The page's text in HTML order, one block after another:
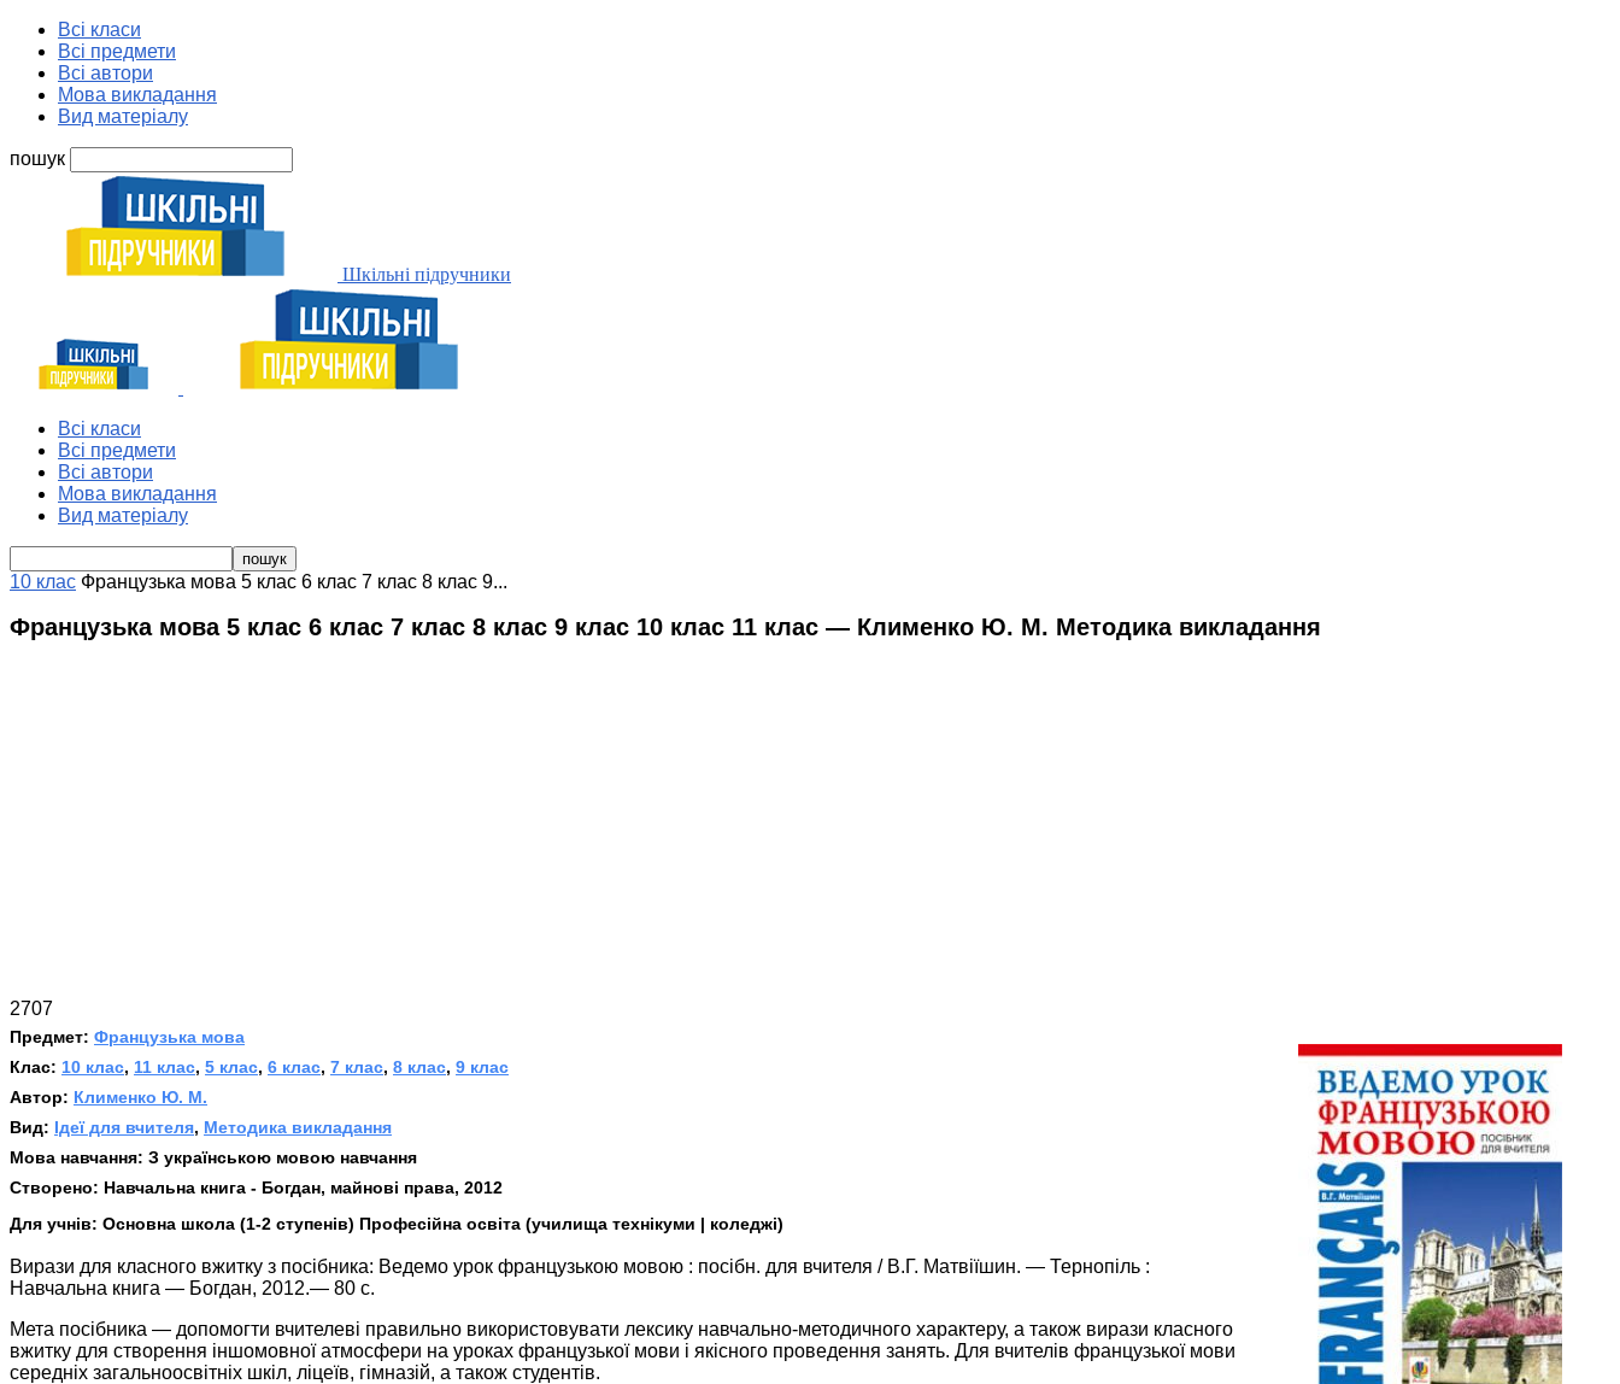
Всі класи
Всі предмети
Всі автори
Мова викладання
Вид матеріалу
пошук
Шкільні підручники
Всі класи
Всі предмети
Всі автори
Мова викладання
Вид матеріалу
10 клас Французька мова 5 клас 6 клас 7 клас 8 клас 9...
Французька мова 5 клас 6 клас 7 клас 8 клас 9 клас 10 клас 11 клас — Клименко Ю. М. Методика викладання
2707
Предмет: Французька мова
Клас: 10 клас, 11 клас, 5 клас, 6 клас, 7 клас, 8 клас, 9 клас
Автор: Клименко Ю. М.
Вид: Ідеї для вчителя, Методика викладання
Мова навчання: З українською мовою навчання
Створено: Навчальна книга - Богдан, майнові права, 2012
Для учнів: Основна школа (1-2 ступенів) Професійна освіта (училища технікуми | коледжі)
Вирази для класного вжитку з посібника: Ведемо урок французькою мовою : посібн. для вчителя / В.Г. Матвіїшин. — Тернопіль :
Навчальна книга — Богдан, 2012.— 80 с.
Мета посібника — допомогти вчителеві правильно використовувати лексику навчально-методичного характеру, а також вирази класного
вжитку для створення іншомовної атмосфери на уроках французької мови і якісного проведення занять. Для вчителів французької мови
середніх загальноосвітніх шкіл, ліцеїв, гімназій, а також студентів.